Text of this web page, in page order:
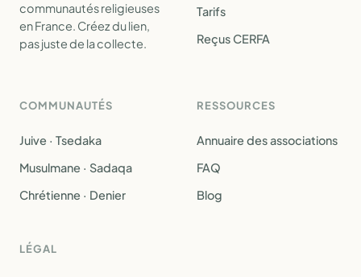
communautés religieuses
en France. Créez du lien,
pas juste de la collecte.
Tarifs
Reçus CERFA
COMMUNAUTÉS
Juive · Tsedaka
Musulmane · Sadaqa
Chrétienne · Denier
RESSOURCES
Annuaire des associations
FAQ
Blog
LÉGAL